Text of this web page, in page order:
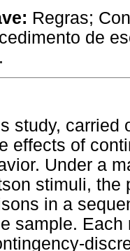
Regras;
de
study, carried
effects of
Under a
stimuli, the
in a
sample.